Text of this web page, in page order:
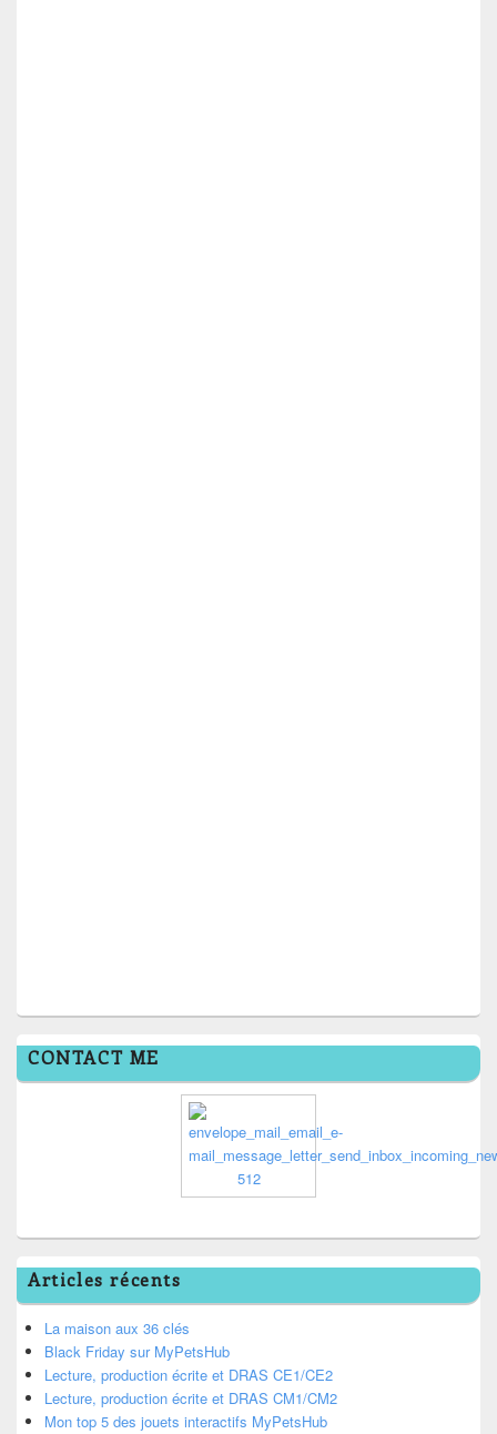
CONTACT ME
Articles récents
La maison aux 36 clés
Black Friday sur MyPetsHub
Lecture, production écrite et DRAS CE1/CE2
Lecture, production écrite et DRAS CM1/CM2
Mon top 5 des jouets interactifs MyPetsHub